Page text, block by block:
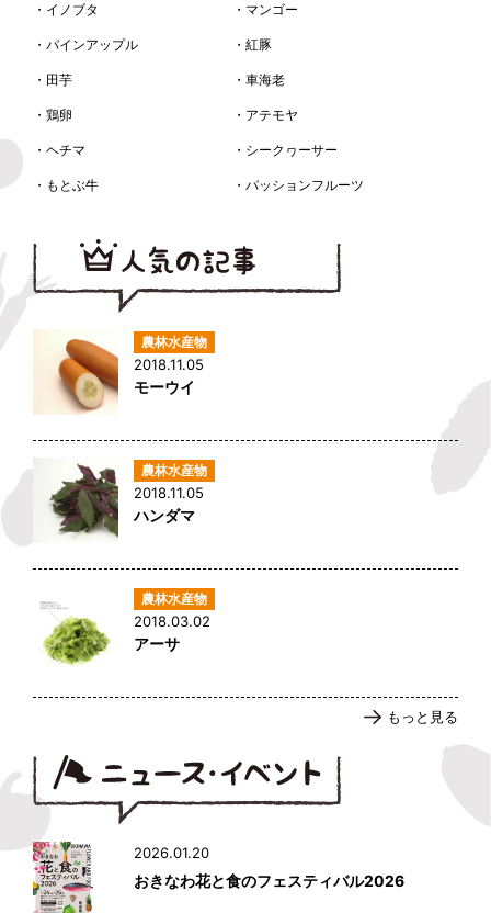
・イノブタ ・マンゴー
・パインアップル ・紅豚
・田芋 ・車海老
・鶏卵 ・アテモヤ
・ヘチマ ・シークヮーサー
・もとぶ牛 ・パッションフルーツ
2018.11.05
モーウイ
2018.11.05
ハンダマ
2018.03.02
アーサ
もっと見る
2026.01.20
おきなわ花と食のフェスティバル2026